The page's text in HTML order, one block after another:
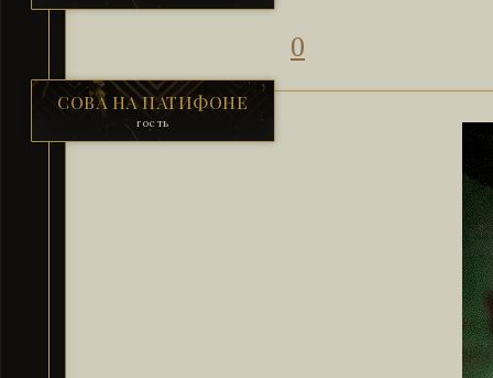
0
СОВА НА ПАТИФОНЕ
гость